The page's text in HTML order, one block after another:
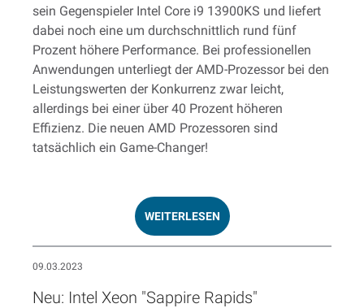
sein Gegenspieler Intel Core i9 13900KS und liefert
dabei noch eine um durchschnittlich rund fünf
Prozent höhere Performance. Bei professionellen
Anwendungen unterliegt der AMD-Prozessor bei den
Leistungswerten der Konkurrenz zwar leicht,
allerdings bei einer über 40 Prozent höheren
Effizienz. Die neuen AMD Prozessoren sind
tatsächlich ein Game-Changer!
WEITERLESEN
09.03.2023
Neu: Intel Xeon "Sappire Rapids"